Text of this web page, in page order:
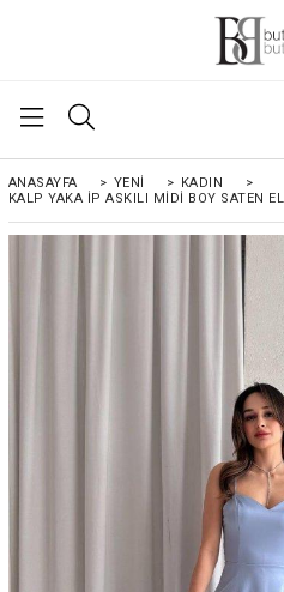
ANASAYFA > YENİ > KADIN
>
KALP YAKA İP ASKILI MİDİ BOY SATEN